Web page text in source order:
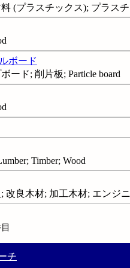
(プラスチックス); プラスチ
ボード
ード; 削片板; Particle board
Timber; Wood
改良木材; 加工木材; エンジ
目
チ